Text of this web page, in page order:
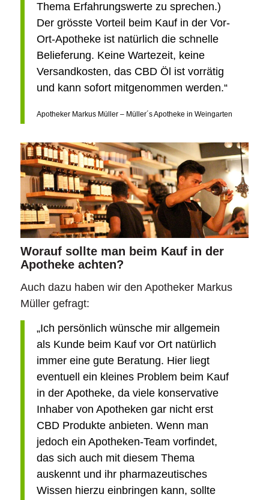
Thema Erfahrungswerte zu sprechen.)
Der grösste Vorteil beim Kauf in der Vor-
Ort-Apotheke ist natürlich die schnelle
Belieferung. Keine Wartezeit, keine
Versandkosten, das CBD Öl ist vorrätig
und kann sofort mitgenommen werden.“
Apotheker Markus Müller – Müller´s Apotheke in Weingarten
Worauf sollte man beim Kauf in der
Apotheke achten?
Auch dazu haben wir den Apotheker Markus
Müller gefragt:
„Ich persönlich wünsche mir allgemein
als Kunde beim Kauf vor Ort natürlich
immer eine gute Beratung. Hier liegt
eventuell ein kleines Problem beim Kauf
in der Apotheke, da viele konservative
Inhaber von Apotheken gar nicht erst
CBD Produkte anbieten. Wenn man
jedoch ein Apotheken-Team vorfindet,
das sich auch mit diesem Thema
auskennt und ihr pharmazeutisches
Wissen hierzu einbringen kann, sollte